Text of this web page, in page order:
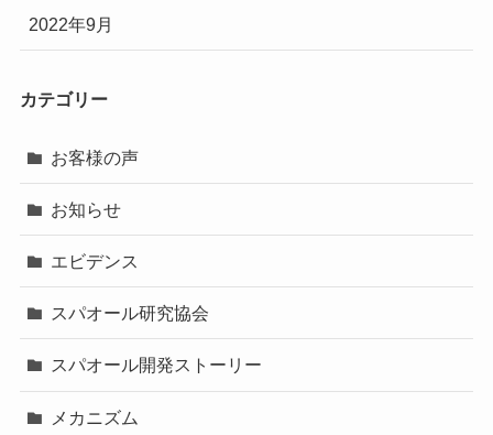
2022年9月
カテゴリー
お客様の声
お知らせ
エビデンス
スパオール研究協会
スパオール開発ストーリー
メカニズム